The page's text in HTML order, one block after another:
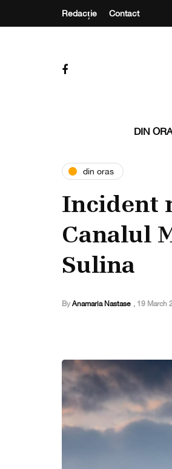
Redacție Contact
DIN
din oras
Incident
Canalul
Sulina
By Anamaria Nastase , 19 March